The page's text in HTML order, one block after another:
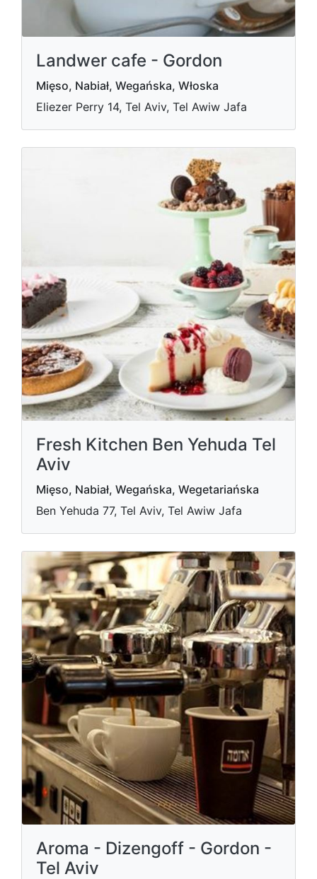
Landwer cafe - Gordon
Mięso, Nabiał, Wegańska, Włoska
Eliezer Perry 14, Tel Aviv, Tel Awiw Jafa
Fresh Kitchen Ben Yehuda Tel
Aviv
Mięso, Nabiał, Wegańska, Wegetariańska
Ben Yehuda 77, Tel Aviv, Tel Awiw Jafa
Aroma - Dizengoff - Gordon -
Tel Aviv